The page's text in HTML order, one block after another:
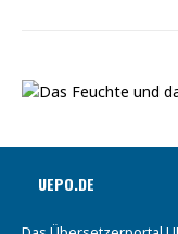
UEPO.DE